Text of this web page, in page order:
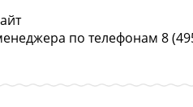
по телефонам 8